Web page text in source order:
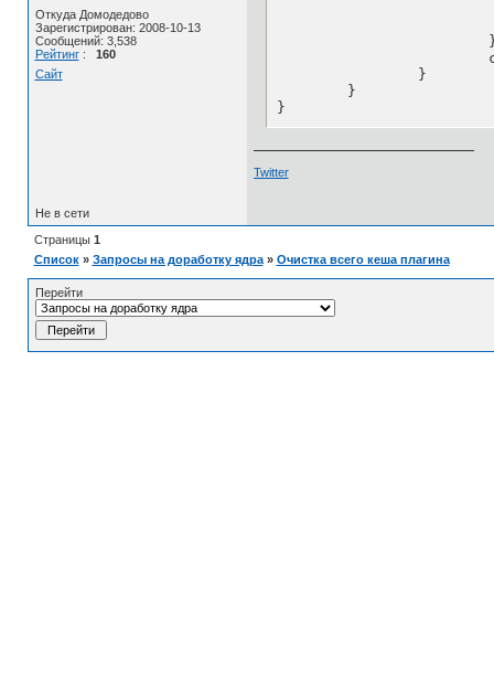
Откуда Домодедово
Зарегистрирован: 2008-10-13
Сообщений: 3,538
Рейтинг: 160
Сайт
}
Twitter
Не в сети
Страницы 1
Список » Запросы на доработку ядра » Очистка всего кеша плагина
Перейти